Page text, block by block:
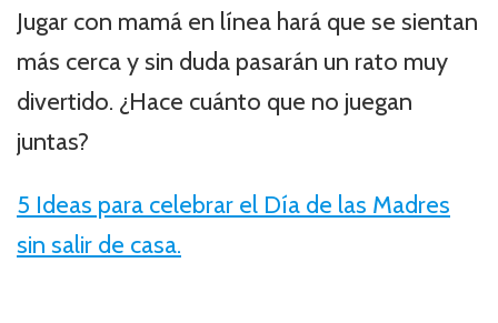
Jugar con mamá en línea hará que se sientan
más cerca y sin duda pasarán un rato muy
divertido. ¿Hace cuánto que no juegan
juntas?
5 Ideas para celebrar el Día de las Madres
sin salir de casa.